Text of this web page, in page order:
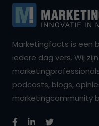
Marketingfacts is een
iedere dag vers. Wij
podcasts, blogs,
marketingcommunity